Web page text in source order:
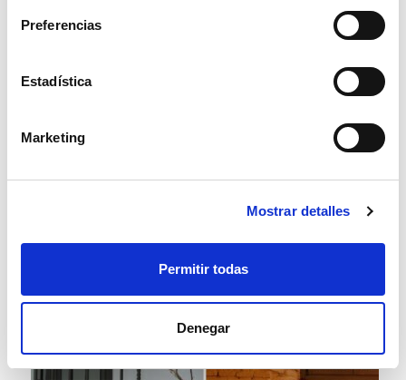
Preferencias
Estadística
Marketing
Mostrar detalles
Permitir todas
Denegar